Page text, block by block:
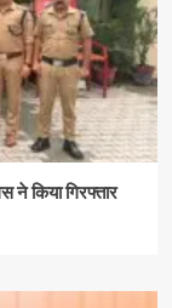
किया गिरफ्तार